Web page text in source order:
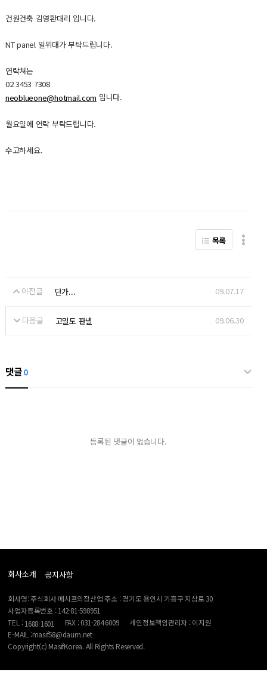
건원건축 김영환대리 입니다.
NT panel 일위대가 부탁드립니다.
연락쳐는
02 3453 7308
neoblueone@hotmail.com 입니다.
월요일에 연락 부탁드립니다.
수고하세요.
목록
이전글 단가... 09.07.17
다음글 고밀도 판넬 09.06.30
댓글0
등록된 댓글이 없습니다.
회사소개 공지사항
회사명: 주식회사 메시프외장산업 주소 : 경기도 용인시 기흥구 지삼로 30
사업자등록번호 : 142-81-598951
TEL :1688-1601 FAX : 031-284 6009
개인정보책임관리자 : 이지원
E-MAIL :masif58@daum.net
Copyright(c) MasifKorea. All Rights Reserved.